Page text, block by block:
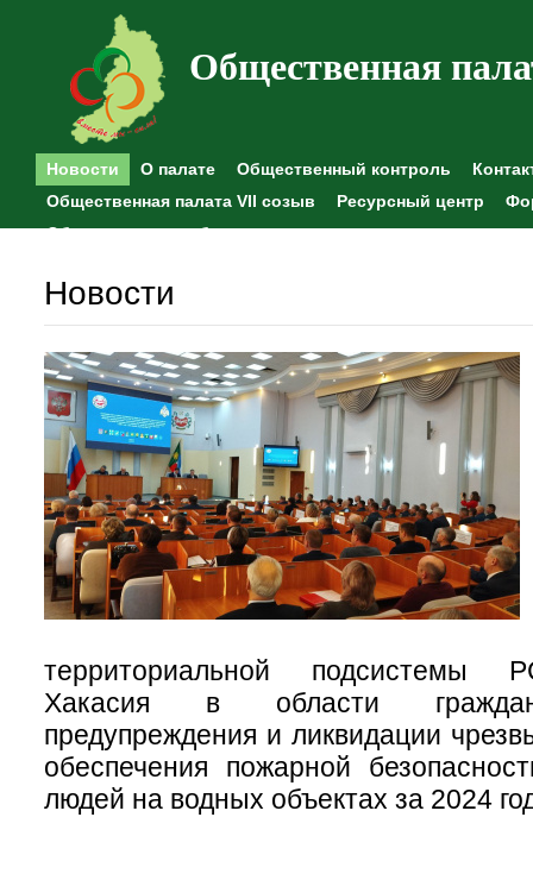
Общественная
Новости О палате Общественный контроль
Общественная палата VII созыв
Ресурсный центр
Общественные наблюдения
Новости
территориальной подсистемы
Хакасия в области
предупреждения и ликвидации
обеспечения пожарной
людей на водных объектах за 2024